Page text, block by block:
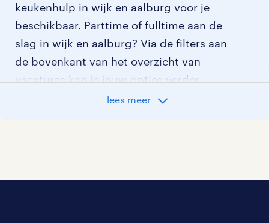
keukenhulp in wijk en aalburg voor je
beschikbaar. Parttime of fulltime aan de
slag in wijk en aalburg? Via de filters aan
de bovenkant van het overzicht van
vacatures kan je jouw opties verder
al onze keukenhulp vacatures.
lees meer